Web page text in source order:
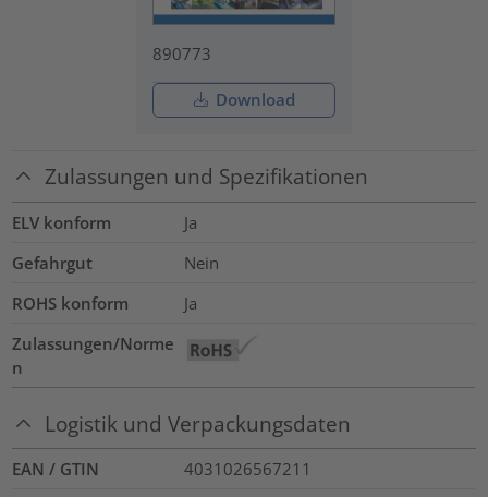
890773
Download
Zulassungen und Spezifikationen
ELV konform
Ja
Gefahrgut
Nein
ROHS konform
Ja
Zulassungen/Norme
n
Logistik und Verpackungsdaten
EAN / GTIN
4031026567211